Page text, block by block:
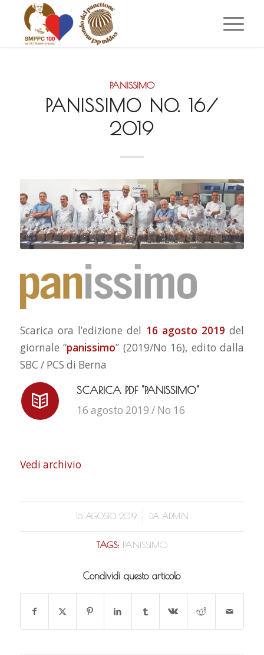
PANISSIMO
PANISSIMO NO. 16/
2019
Scarica ora l’edizione del 16 agosto 2019 del
giornale “panissimo” (2019/No 16), edito dalla
SBC / PCS di Berna
SCARICA PDF "PANISSIMO"
16 agosto 2019 / No 16
Vedi archivio
16 AGOSTO 2019
/ DA ADMIN
TAGS: PANISSIMO
Condividi questo articolo